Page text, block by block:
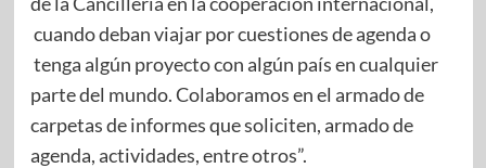
cuando deban viajar por cuestiones de agenda o
tenga algún proyecto con algún país en cualquier
parte del mundo. Colaboramos en el armado de
carpetas de informes que soliciten, armado de
agenda, actividades, entre otros”.